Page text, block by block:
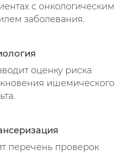
с онкологическим
заболевания.
оценку риска
ишемического
перечень проверок